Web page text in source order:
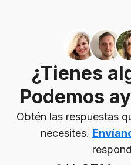
¿Tienes
Podemos
Obtén las respuestas
necesites.